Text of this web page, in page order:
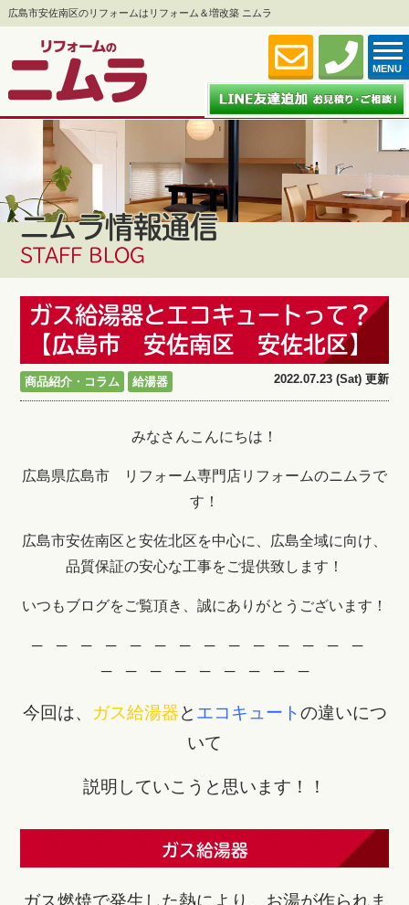
広島市安佐南区のリフォームはリフォーム＆増改築 ニムラ
MENU
ニムラ情報通信
STAFF BLOG
ガス給湯器とエコキュートって？
【広島市 安佐南区 安佐北区】
商品紹介・コラム 給湯器 2022.07.23 (Sat) 更新
みなさんこんにちは！
広島県広島市 リフォーム専門店リフォームのニムラで
す！
広島市安佐南区と安佐北区を中心に、広島全域に向け、
品質保証の安心な工事をご提供致します！
いつもブログをご覧頂き、誠にありがとうございます！
─ ─ ─ ─ ─ ─ ─ ─ ─ ─ ─ ─ ─ ─
─ ─ ─ ─ ─ ─ ─ ─ ─
今回は、 ガス給湯器と エコキュートの違いにつ
いて
説明していこうと思います！！
ガス給湯器
ガス燃焼で発生した熱により、お湯が作られま